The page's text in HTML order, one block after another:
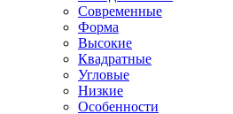
Современные
Форма
Высокие
Квадратные
Угловые
Низкие
Особенности